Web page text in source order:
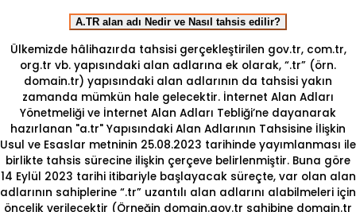
A.TR alan adı Nedir ve Nasıl tahsis edilir?
Ülkemizde hâlihazırda tahsisi gerçekleştirilen gov.tr, com.tr,
org.tr vb. yapısındaki alan adlarına ek olarak, “.tr” (örn.
domain.tr) yapısındaki alan adlarının da tahsisi yakın
zamanda mümkün hale gelecektir. İnternet Alan Adları
Yönetmeliği ve İnternet Alan Adları Tebliği’ne dayanarak
hazırlanan "a.tr" Yapısındaki Alan Adlarının Tahsisine İlişkin
Usul ve Esaslar metninin 25.08.2023 tarihinde yayımlanması ile
birlikte tahsis sürecine ilişkin çerçeve belirlenmiştir. Buna göre
14 Eylül 2023 tarihi itibariyle başlayacak süreçte, var olan alan
adlarının sahiplerine “.tr” uzantılı alan adlarını alabilmeleri için
öncelik verilecektir (Örneğin domain.gov.tr sahibine domain.tr